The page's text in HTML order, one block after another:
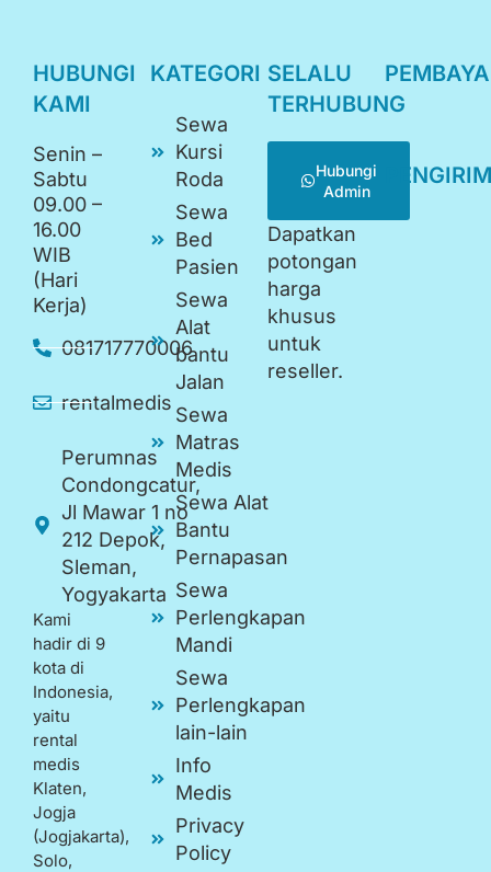
HUBUNGI
KAMI
Senin –
Sabtu
09.00 –
16.00
WIB
(Hari
Kerja)
081717770006
rentalmedis
Perumnas
Condongcatur,
Jl Mawar 1 no
212 Depok,
Sleman,
Yogyakarta
Kami
hadir di 9
kota di
Indonesia,
yaitu
rental
medis
Klaten,
Jogja
(Jogjakarta),
Solo,
KATEGORI
Sewa
Kursi
Roda
Sewa
Bed
Pasien
Sewa
Alat
bantu
Jalan
Sewa
Matras
Medis
Sewa Alat
Bantu
Pernapasan
Sewa
Perlengkapan
Mandi
Sewa
Perlengkapan
lain-lain
Info
Medis
Privacy
Policy
SELALU
TERHUBUNG
Hubungi
Admin
Dapatkan
potongan
harga
khusus
untuk
reseller.